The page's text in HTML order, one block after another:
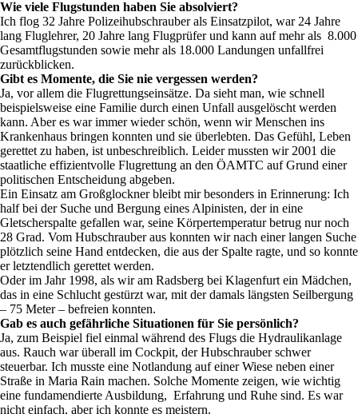
Wie viele Flugstunden haben Sie absolviert?
Ich flog 32 Jahre Polizeihubschrauber als Einsatzpilot, war 24 Jahre
lang Fluglehrer, 20 Jahre lang Flugprüfer und kann auf mehr als 8.000
Gesamtflugstunden sowie mehr als 18.000 Landungen unfallfrei
zurückblicken.
Gibt es Momente, die Sie nie vergessen werden?
Ja, vor allem die Flugrettungseinsätze. Da sieht man, wie schnell
beispielsweise eine Familie durch einen Unfall ausgelöscht werden
kann. Aber es war immer wieder schön, wenn wir Menschen ins
Krankenhaus bringen konnten und sie überlebten. Das Gefühl, Leben
gerettet zu haben, ist unbeschreiblich. Leider mussten wir 2001 die
staatliche effizientvolle Flugrettung an den ÖAMTC auf Grund einer
politischen Entscheidung abgeben.
Ein Einsatz am Großglockner bleibt mir besonders in Erinnerung: Ich
half bei der Suche und Bergung eines Alpinisten, der in eine
Gletscherspalte gefallen war, seine Körpertemperatur betrug nur noch
28 Grad. Vom Hubschrauber aus konnten wir nach einer langen Suche
plötzlich seine Hand entdecken, die aus der Spalte ragte, und so konnte
er letztendlich gerettet werden.
Oder im Jahr 1998, als wir am Radsberg bei Klagenfurt ein Mädchen,
das in eine Schlucht gestürzt war, mit der damals längsten Seilbergung
– 75 Meter – befreien konnten.
Gab es auch gefährliche Situationen für Sie persönlich?
Ja, zum Beispiel fiel einmal während des Flugs die Hydraulikanlage
aus. Rauch war überall im Cockpit, der Hubschrauber schwer
steuerbar. Ich musste eine Notlandung auf einer Wiese neben einer
Straße in Maria Rain machen. Solche Momente zeigen, wie wichtig
eine fundamendierte Ausbildung, Erfahrung und Ruhe sind. Es war
nicht einfach, aber ich konnte es meistern.